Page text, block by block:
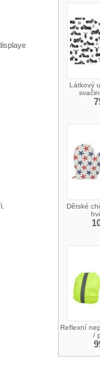
Látkový
Dětské
Reflexní
/